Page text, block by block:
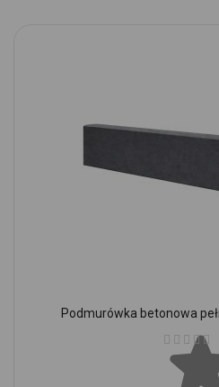
Podmurówka betonowa
Ocena: